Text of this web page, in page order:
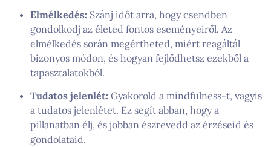
Elmélkedés: Szánj időt arra, hogy csendben
gondolkodj az életed fontos eseményeiről. Az
elmélkedés során megértheted, miért reagáltál
bizonyos módon, és hogyan fejlődhetsz ezekből a
tapasztalatokból.
Tudatos jelenlét: Gyakorold a mindfulness-t, vagyis
a tudatos jelenlétet. Ez segít abban, hogy a
pillanatban élj, és jobban észrevedd az érzéseid és
gondolataid.